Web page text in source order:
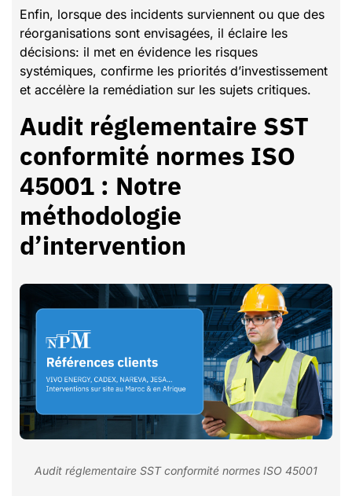
Enfin, lorsque des incidents surviennent ou que des
réorganisations sont envisagées, il éclaire les
décisions: il met en évidence les risques
systémiques, confirme les priorités d’investissement
et accélère la remédiation sur les sujets critiques.
Audit réglementaire SST
conformité normes ISO
45001 : Notre
méthodologie
d’intervention
Audit réglementaire SST conformité normes ISO 45001